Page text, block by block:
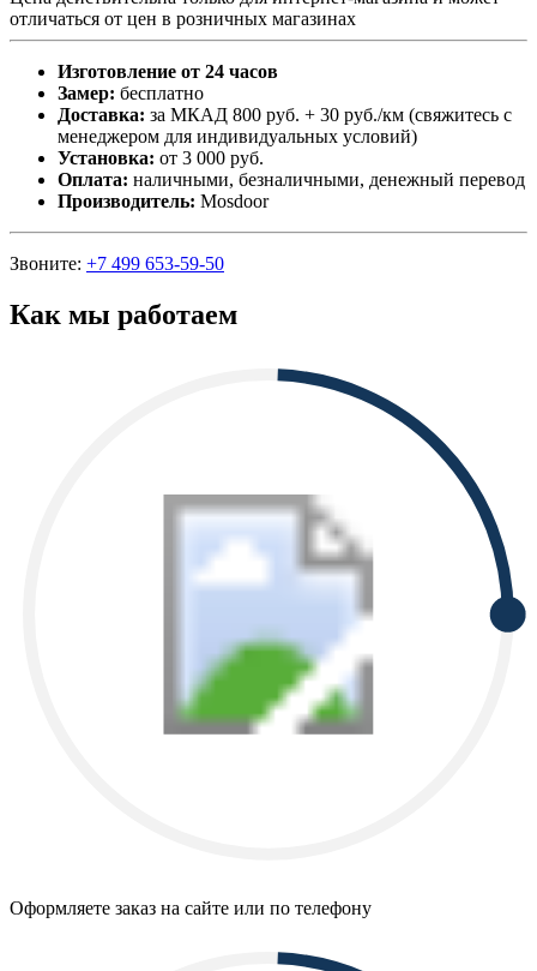
отличаться от цен в розничных магазинах
Изготовление от 24 часов
Замер: бесплатно
Доставка: за МКАД 800 руб. + 30 руб./км (свяжитесь с
менеджером для индивидуальных условий)
Установка: от 3 000 руб.
Оплата: наличными, безналичными, денежный перевод
Производитель: Mosdoor
Звоните: +7 499 653-59-50
Как мы работаем
Оформляете заказ на сайте или по телефону